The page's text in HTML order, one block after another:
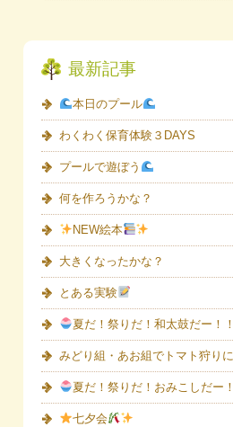
最新記事
本日のプール
わくわく保育体験３DAYS
プールで遊ぼう
何を作ろうかな？
NEW絵本
大きくなったかな？
とある実験
夏だ！祭りだ！和太鼓だー！！
みどり組・あお組でトマト狩り
夏だ！祭りだ！おみこしだー！
七夕会